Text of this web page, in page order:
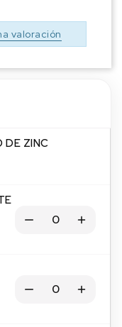
valoración
DE ZINC